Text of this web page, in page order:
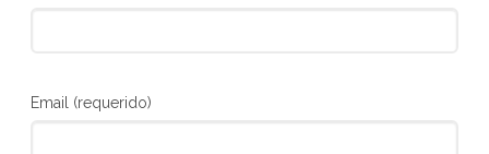
Email (requerido)